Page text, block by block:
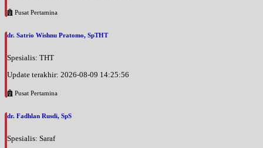
Pusat Pertamina
dr. Satrio Wishnu Pratomo, SpTHT
Spesialis: THT
Update terakhir: 2026-08-09 14:25:56
Pusat Pertamina
dr. Fadhlan Rusdi, SpS
Spesialis: Saraf